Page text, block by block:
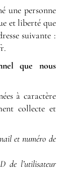
une personne
et liberté que
suivante :
.
que nous
à caractère
collecte et
et numéro de
de l’utilisateur